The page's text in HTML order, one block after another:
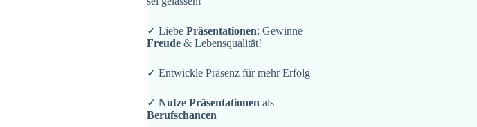
✓ LiebePräsentationen: Gewinne
Freude & Lebensqualität!
✓ Entwickle Präsenz für mehr Erfolg
✓Nutze Präsentationenals
Berufschancen